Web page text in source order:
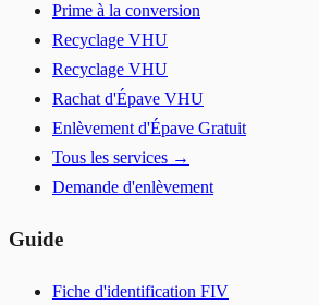
Prime à la conversion
Recyclage VHU
Recyclage VHU
Rachat d'Épave VHU
Enlèvement d'Épave Gratuit
Tous les services →
Demande d'enlèvement
Guide
Fiche d'identification FIV